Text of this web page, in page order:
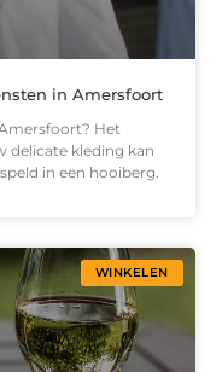
in Amersfoort
Het
delicate kleding kan
in een hooiberg.
WINKELEN